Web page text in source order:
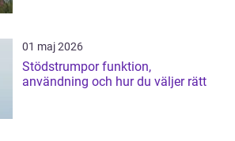
01 maj 2026
Stödstrumpor funktion,
användning och hur du väljer rätt